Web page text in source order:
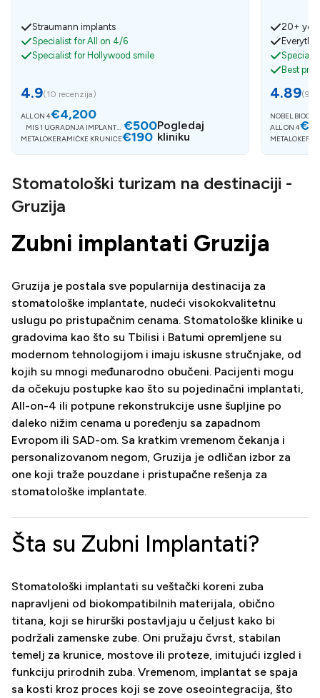
Straumann implants
Specialist for All on 4/6
Specialist for Hollywood smile
4.9(10 recenzija)
ALL ON 4€4,200
MIS 1 UGRADNJA IMPLANTAT
A
€500
METALOKERAMIČKE KRUNICE€190
Pogledaj
kliniku
20+
Best
4.89(9
NOBEL
ALL ON 4
Stomatološki turizam na destinaciji -
Gruzija
Zubni implantati Gruzija
Gruzija je postala sve popularnija destinacija za
stomatološke implantate, nudeći visokokvalitetnu
uslugu po pristupačnim cenama. Stomatološke klinike u
gradovima kao što su Tbilisi i Batumi opremljene su
modernom tehnologijom i imaju iskusne stručnjake, od
kojih su mnogi međunarodno obučeni. Pacijenti mogu
da očekuju postupke kao što su pojedinačni implantati,
All-on-4 ili potpune rekonstrukcije usne šupljine po
daleko nižim cenama u poređenju sa zapadnom
Evropom ili SAD-om. Sa kratkim vremenom čekanja i
personalizovanom negom, Gruzija je odličan izbor za
one koji traže pouzdane i pristupačne rešenja za
stomatološke implantate.
Šta su Zubni Implantati?
Stomatološki implantati su veštački koreni zuba
napravljeni od biokompatibilnih materijala, obično
titana, koji se hirurški postavljaju u čeljust kako bi
podržali zamenske zube. Oni pružaju čvrst, stabilan
temelj za krunice, mostove ili proteze, imitujući izgled i
funkciju prirodnih zuba. Vremenom, implantat se spaja
sa kosti kroz proces koji se zove oseointegracija, što